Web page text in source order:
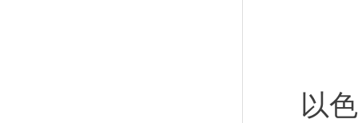
以